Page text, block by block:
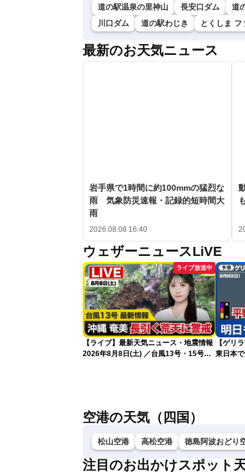
道の駅温泉の里神山 長安口ダム 道
川口ダム
道の駅わじき とくしま フ
最新のお天気ニュース
岩手県で1時間に約100mmの猛烈な
雨 気象防災速報・記録的短時間大
雨
2026.08.08 16:40
ウェザーニュースLiVE
ライブ放送中
【ライブ】最新天気ニュース・地震情報
2026年8月8日(土) ／台風13号・15号
【ゲリ
東日本
空港の天気（四国）
松山空港 高松空港 徳島阿波おどり
注目のお出かけスポット天